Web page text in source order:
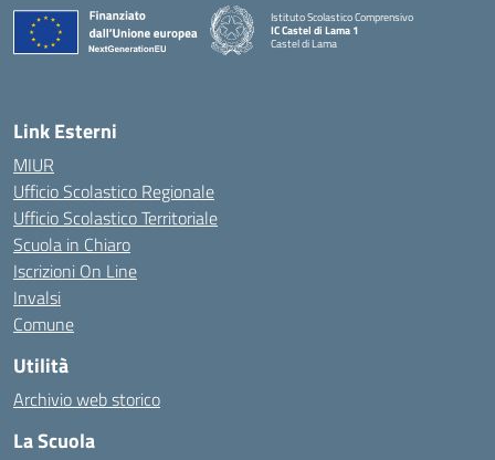
Istituto Scolastico Comprensivo
IC Castel di Lama 1
Castel di Lama
Link Esterni
MIUR
Ufficio Scolastico Regionale
Ufficio Scolastico Territoriale
Scuola in Chiaro
Iscrizioni On Line
Invalsi
Comune
Utilità
Archivio web storico
La Scuola